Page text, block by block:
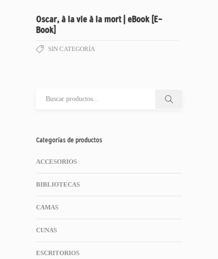
Oscar, à la vie à la mort | eBook [E-
Book]
SIN CATEGORÍA
Categorías de productos
ACCESORIOS
BIBLIOTECAS
CAMAS
CUNAS
ESCRITORIOS